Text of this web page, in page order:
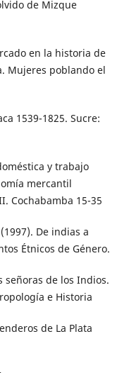
de Mizque
en la historia de
Mujeres poblando el
1539-1825. Sucre:
y trabajo
mercantil
Cochabamba 15-35
De indias a
Étnicos de Género.
señoras de los Indios.
e Historia
de La Plata